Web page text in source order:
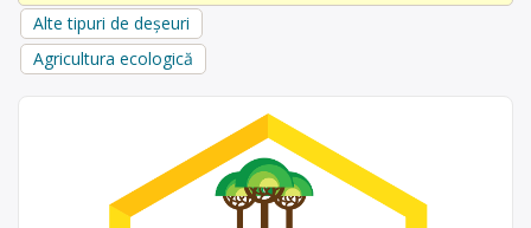
Alte tipuri de deșeuri
Agricultura ecologică